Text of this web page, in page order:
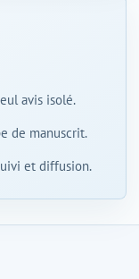
avis isolé.
de manuscrit.
et diffusion.